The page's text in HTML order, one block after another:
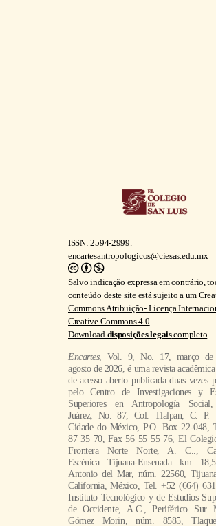
Salvo indicação expressa em contrário,
Commons Atribuição- Licença
Creative Commons 4.0
Download
disposições legais
Encartes, Vol. 9, No. 17, março de
agosto de 2026, é uma revista acadêmica
de acesso aberto publicada duas vezes
pelo Centro de Investigaciones y
Superiores en Antropología Social,
Cidade do México, P.O. Box 22-048,
87 35 70, Fax 56 55 55 76, El
Frontera Norte Norte, A. C..,
Escénica Tijuana-Ensenada km
Antonio del Mar, núm. 22560,
California, México, Tel. +52 (664)
Instituto Tecnológico y de Estudios
de Occidente, A.C., Periférico Sur
Gómez Morin, núm. 8585,
Jalisco, tel. (33) 3669 3434, e El
San Luís, A. C., Parque de Macul,
Fracc. Colinas del Parque, San Luis
México, tel. (444) 811 01 01.
encartesantropologicos@ciesas.edu.mx.
Diretora da revista: Ángela Renée de